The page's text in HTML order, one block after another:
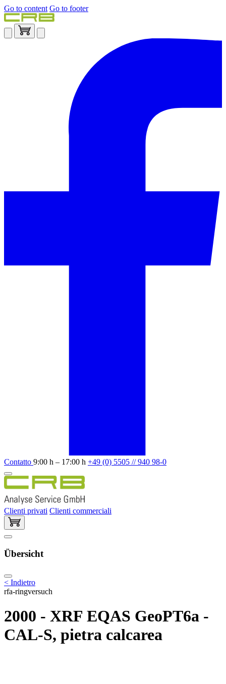
Go to content Go to footer
Contatto 9:00 h – 17:00 h +49 (0) 5505 // 940 98-0
Clienti privati Clienti commerciali
Übersicht
< Indietro
rfa-ringversuch
2000 - XRF EQAS GeoPT6a -
CAL-S, pietra calcarea